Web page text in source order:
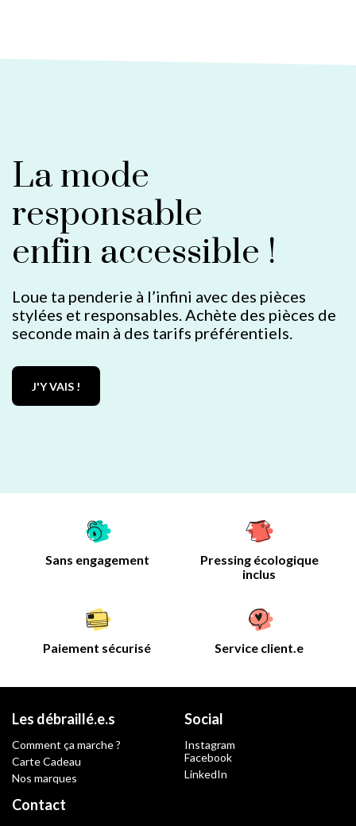
La mode
responsable
enfin accessible !
Loue ta penderie à l’infini avec des pièces
stylées et responsables. Achète des pièces de
seconde main à des tarifs préférentiels.
J'Y VAIS !
Sans engagement
Pressing écologique
inclus
Paiement sécurisé Service client.e
Les débraillé.e.s
Comment ça marche ?
Carte Cadeau
Nos marques
Social
Instagram
Facebook
LinkedIn
Contact